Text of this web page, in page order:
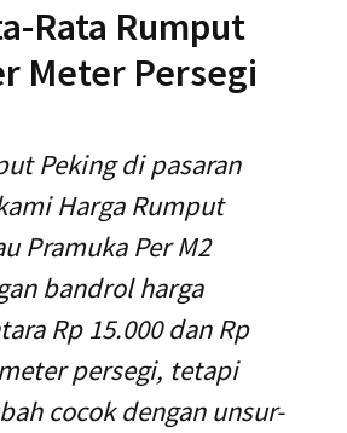
Rata Rumput
Meter Persegi
Peking di pasaran
Harga Rumput
Pramuka Per M2
bandrol harga
Rp 15.000 dan Rp
persegi, tetapi
cocok dengan unsur-